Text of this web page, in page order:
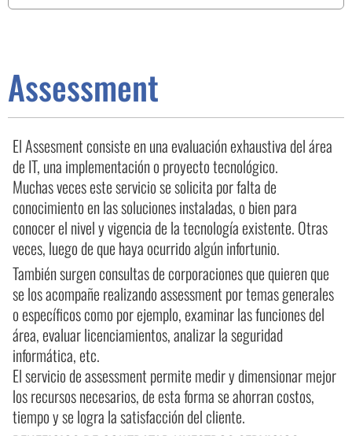
Assessment
El Assesment consiste en una evaluación exhaustiva del área
de IT, una implementación o proyecto tecnológico.
Muchas veces este servicio se solicita por falta de
conocimiento en las soluciones instaladas, o bien para
conocer el nivel y vigencia de la tecnología existente. Otras
veces, luego de que haya ocurrido algún infortunio.
También surgen consultas de corporaciones que quieren que
se los acompañe realizando assessment por temas generales
o específicos como por ejemplo, examinar las funciones del
área, evaluar licenciamientos, analizar la seguridad
informática, etc.
El servicio de assessment permite medir y dimensionar mejor
los recursos necesarios, de esta forma se ahorran costos,
tiempo y se logra la satisfacción del cliente.